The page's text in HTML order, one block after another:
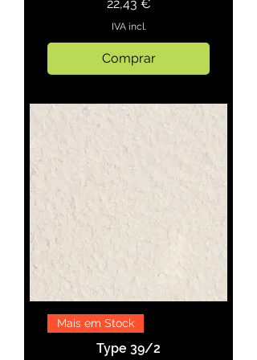
22,43 €
IVA incl.
Comprar
Mais em Stock
Type 39/2